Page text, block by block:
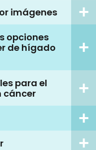
imágenes
opciones
de hígado
para el
cáncer